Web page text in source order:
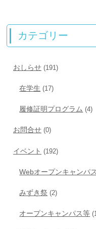
カテゴリー
おしらせ (191)
在学生 (17)
履修証明プログラム (4)
お問合せ (0)
イベント (192)
Webオープンキャンパス
みずき祭 (2)
オープンキャンパス等